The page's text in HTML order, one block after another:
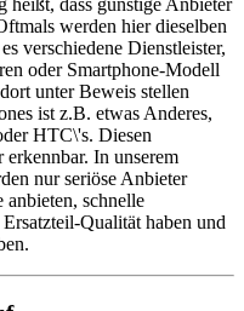
werden hier dieselben
verschiedene Dienstleister,
oder Smartphone-Modell
unter Beweis stellen
ist z.B. etwas Anderes,
HTC\'s. Diesen
In unserem
nur seriöse Anbieter
anbieten, schnelle
Qualität haben und